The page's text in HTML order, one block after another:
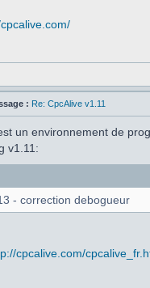
: Re: CpcAlive v1.11
un environnement de
v1.11:
- correction debogueur
cpcalive.com/